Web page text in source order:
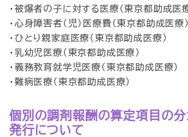
・被爆者の子に対する医療（東京都助成医療
・心身障害者（児）医療費（東京都助成医療）
・ひとり親家庭医療（東京都助成医療）
・乳幼児医療（東京都助成医療）
・義務教育就学児医療（東京都助成医療）
・難病医療（東京都助成医療）
個別の調剤報酬の算定項目の
発行について